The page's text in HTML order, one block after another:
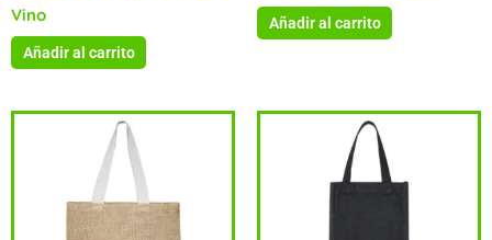
Vino
Añadir al carrito
Añadir al carrito